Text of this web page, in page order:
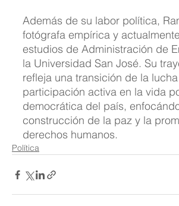
Además de su labor política,
fotógrafa empírica y
estudios de Administración de
la Universidad San José. Su
refleja una transición de la
participación activa en la vida
democrática del país,
construcción de la paz y la
derechos humanos.
Política